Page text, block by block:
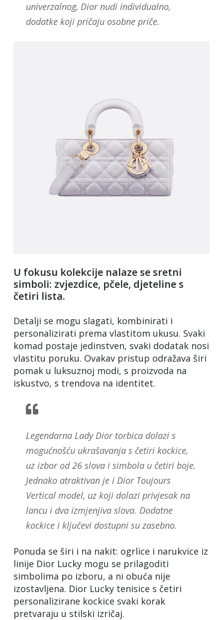
univerzalnog, Dior nudi individualno,
dodatke koji pričaju osobne priče.
U fokusu kolekcije nalaze se sretni
simboli: zvjezdice, pčele, djeteline s
četiri lista.
Detalji se mogu slagati, kombinirati i
personalizirati prema vlastitom ukusu. Svaki
komad postaje jedinstven, svaki dodatak nosi
vlastitu poruku. Ovakav pristup odražava širi
pomak u luksuznoj modi, s proizvoda na
iskustvo, s trendova na identitet.
Legendarna Lady Dior torbica dolazi s
mogućnošću ukrašavanja s četiri kockice,
uz izbor od 26 slova i simbola u četiri boje.
Jednako atraktivan je i Dior Toujours
Vertical model, uz koji dolazi privjesak na
lancu i dva izmjenjiva slova. Dodatne
kockice i ključevi dostupni su zasebno.
Ponuda se širi i na nakit: ogrlice i narukvice iz
linije Dior Lucky mogu se prilagoditi
simbolima po izboru, a ni obuća nije
izostavljena. Dior Lucky tenisice s četiri
personalizirane kockice svaki korak
pretvaraju u stilski izričaj.